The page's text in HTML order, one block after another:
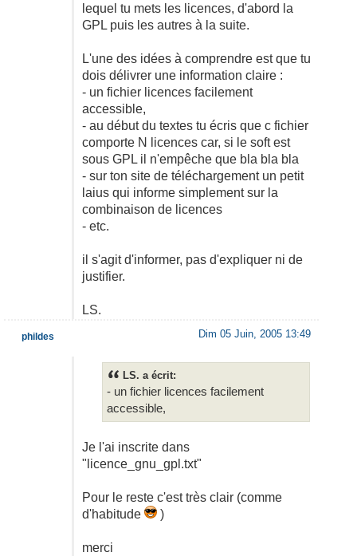
lequel tu mets les licences, d'abord la
GPL puis les autres à la suite.
L'une des idées à comprendre est que tu
dois délivrer une information claire :
- un fichier licences facilement
accessible,
- au début du textes tu écris que c fichier
comporte N licences car, si le soft est
sous GPL il n'empêche que bla bla bla
- sur ton site de téléchargement un petit
laius qui informe simplement sur la
combinaison de licences
- etc.
il s'agit d'informer, pas d'expliquer ni de
justifier.
LS.
Dim 05 Juin, 2005 13:49
LS. a écrit:
- un fichier licences facilement
accessible,
Je l'ai inscrite dans
"licence_gnu_gpl.txt"
Pour le reste c'est très clair (comme
d'habitude
)
merci
phildes